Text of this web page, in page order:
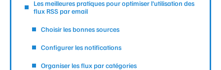
Les meilleures pratiques pour optimiser l’utilisation des
flux RSS par email
Choisir les bonnes sources
Configurer les notifications
Organiser les flux par catégories